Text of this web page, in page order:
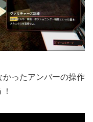
ったアンバーの操作